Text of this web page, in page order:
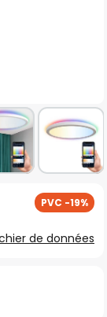
PVC -19%
de données